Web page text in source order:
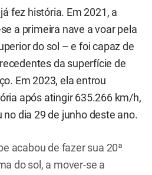
fez história. Em 2021, a
a primeira nave a voar pela
do sol – e foi capaz de
da superfície de
Em 2023, ela entrou
após atingir 635.266 km/h,
dia 29 de junho deste ano.
acabou de fazer sua 20ª
do sol, a mover-se a